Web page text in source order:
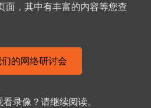
面，其中有丰富的内容等您查
的网络研讨会
录像？请继续阅读。